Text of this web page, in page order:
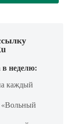
в неделю:
каждый
«Вольный